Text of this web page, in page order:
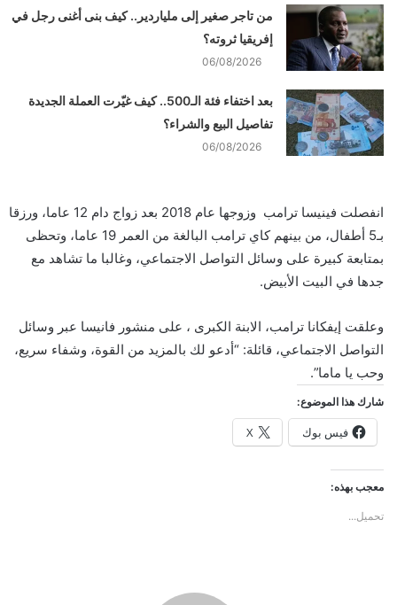
من تاجر صغير إلى ملياردير.. كيف بنى أغنى رجل في
إفريقيا ثروته؟
06/08/2026
بعد اختفاء فئة الـ500.. كيف غيّرت العملة الجديدة
تفاصيل البيع والشراء؟
06/08/2026
انفصلت فينيسا ترامب وزوجها عام 2018 بعد زواج دام 12 عاما، ورزقا
بـ5 أطفال، من بينهم كاي ترامب البالغة من العمر 19 عاما، وتحظى
بمتابعة كبيرة على وسائل التواصل الاجتماعي، وغالبا ما تشاهد مع
جدها في البيت الأبيض.
وعلقت إيفكانا ترامب، الابنة الكبرى ، على منشور فانيسا عبر وسائل
التواصل الاجتماعي، قائلة: “أدعو لك بالمزيد من القوة، وشفاء سريع،
وحب يا ماما”.
شارك هذا الموضوع:
فيس بوك X
معجب بهذه:
تحميل...